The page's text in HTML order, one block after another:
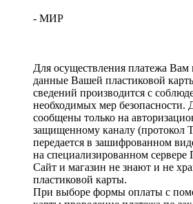
- МИР
Для осуществления платежа Вам
данные Вашей пластиковой
сведений производится с
необходимых мер безопасности.
сообщены только на
защищенному каналу (протокол
передается в зашифрованном
на специализированном
Сайт и магазин не знают и не
пластиковой карты.
При выборе формы оплаты с